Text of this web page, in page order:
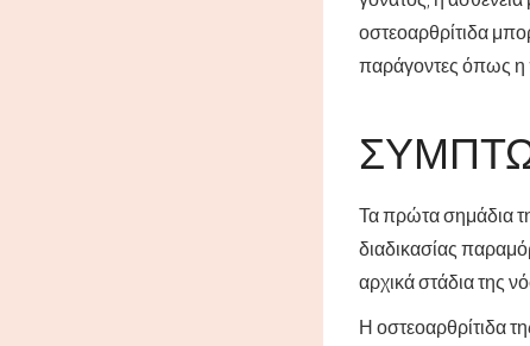
οστεοαρθρίτιδα
παράγοντες όπως η
Τα πρώτα σημάδια
διαδικασίας
αρχικά στάδια της
Η οστεοαρθρίτιδα